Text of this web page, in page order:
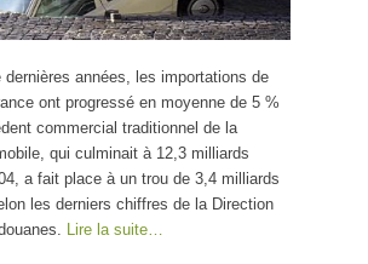
dernières années, les importations de
ont progressé en moyenne de 5 %
commercial traditionnel de la
qui culminait à 12,3 milliards
a fait place à un trou de 3,4 milliards
les derniers chiffres de la Direction
Lire la suite…